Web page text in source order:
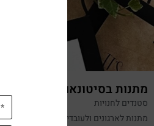
מתנות בסיטונאות
סטנדים לחנויות
מתנות לארגונים ולעובדים